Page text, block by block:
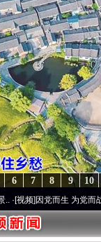
10
9
8
7
6
而生 为党而战——百年“